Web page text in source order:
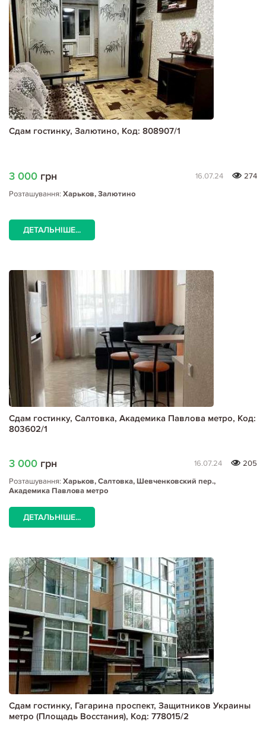
Сдам гостинку, Залютино, Код: 808907/1
3 000 грн 16.07.24
274
Розташування: Харьков, Залютино
ДЕТАЛЬНІШЕ...
Сдам гостинку, Салтовка, Академика Павлова метро, Код:
803602/1
3 000 грн 16.07.24
205
Розташування: Харьков, Салтовка, Шевченковский пер.,
Академика Павлова метро
ДЕТАЛЬНІШЕ...
Сдам гостинку, Гагарина проспект, Защитников Украины
метро (Площадь Восстания), Код: 778015/2